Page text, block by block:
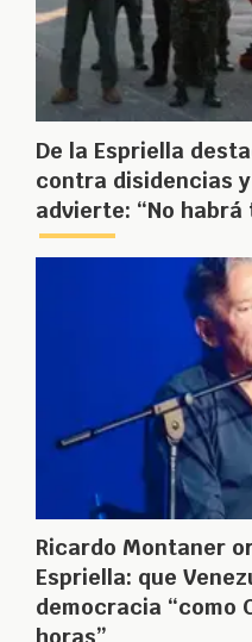
De la Espriella
contra disidencias
advierte: “No habrá
Ricardo Montaner
Espriella: que
democracia “como